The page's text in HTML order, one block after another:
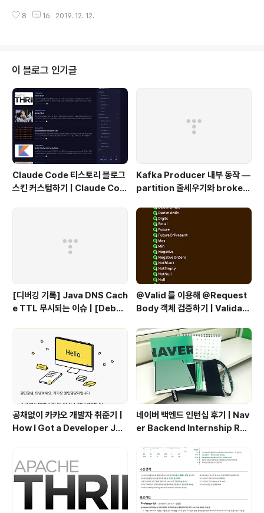
얻은 이미지를 ctrl+c 해서 tistory에 ctrl+v를 할 때 간
아가면 맘이 찢어집니다이럴때 야매로 안에 있는 글이라도
복사할 수 있게 해결하는 방법을 포스팅 하려합니다.이 상
태에서 멈추었을 때 Ctrl + S 를 이용해서 HTML 파일로
저장합니다.저장된 HTML 파일을 여는 동시에 Ctrl+A C
trl+C 를 이용해서 전체 내용을 복사합니다.이때 이 html
파일을..
8 16 2019. 12. 12.
이 블로그 인기글
Claude Code 티스토리 블로그
스킨 커스텀하기 | Claude Cod
Kafka Producer 내부 동작 —
partition 줄세우기와 broker
[디버깅 기록] Java DNS Cach
e TTL 무시되는 이슈 | [Debug
@Valid 를 이용해 @Request
Body 객체 검증하기 | Validati
s Using @Valid
공채없이 카카오 개발자 취준기 |
How I Got a Developer Job
네이버 백엔드 인턴십 후기 | Nav
er Backend Internship Rev